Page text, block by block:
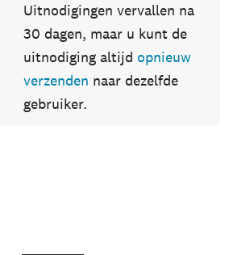
Uitnodigingen vervallen na
30 dagen, maar u kunt de
uitnodiging altijd opnieuw
verzenden naar dezelfde
gebruiker.